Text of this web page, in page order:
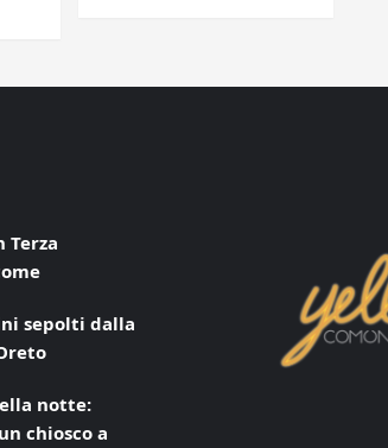
Terza
sepolti dalla
notte:
chiosco a